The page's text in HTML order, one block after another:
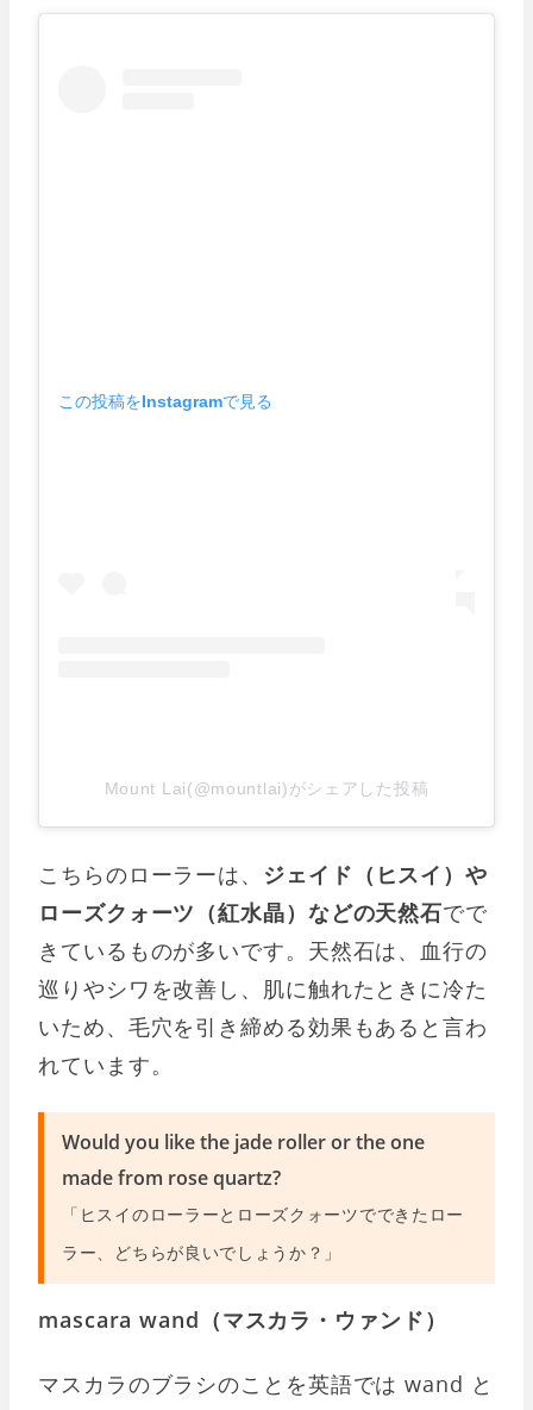
この投稿をInstagramで見る
Mount Lai(@mountlai)がシェアした投稿
こちらのローラーは、 ジェイド（ヒスイ）や
ローズクォーツ（紅水晶）などの天然石でで
きているものが多いです。天然石は、血行の
巡りやシワを改善し、肌に触れたときに冷た
いため、毛穴を引き締める効果もあると言わ
れています。
Would you like the jade roller or the one
made from rose quartz?
「ヒスイのローラーとローズクォーツでできたロー
ラー、どちらが良いでしょうか？」
mascara wand（マスカラ・ウァンド）
マスカラのブラシのことを英語では wand と